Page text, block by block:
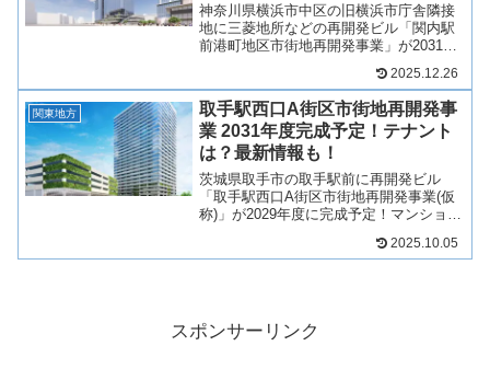
神奈川県横浜市中区の旧横浜市庁舎隣接
地に三菱地所などの再開発ビル「関内駅
前港町地区市街地再開発事業」が2031年
デンス、商業施設となり、店舗が複数出
店予定！旧横浜市庁舎とともに中心市街
地の一等地としてとて...
2025.12.26
関東地方
取手駅西口A街区市街地再開発事
業 2031年度完成予定！テナント
は？最新情報も！
茨城県取手市の取手駅前に再開発ビル
「取手駅西口A街区市街地再開発事業(仮
称)」が2029年度に完成予定！マンション
手図書館をはじめ、様々なジャンルの複
2025.10.05
スポンサーリンク